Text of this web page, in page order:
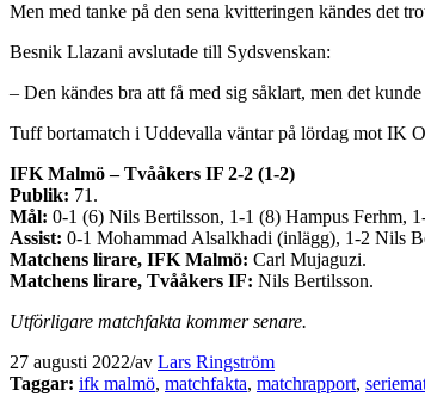
Men med tanke på den sena kvitteringen kändes det
Besnik Llazani avslutade till Sydsvenskan:
– Den kändes bra att få med sig såklart, men det
Tuff bortamatch i Uddevalla väntar på lördag mot IK
IFK Malmö – Tvååkers IF 2-2 (1-2)
Publik: 71.
Mål: 0-1 (6) Nils Bertilsson, 1-1 (8) Hampus Ferhm,
Assist: 0-1 Mohammad Alsalkhadi (inlägg), 1-2 Nils
Matchens lirare, IFK Malmö: Carl Mujaguzi.
Matchens lirare, Tvååkers IF: Nils Bertilsson.
Utförligare matchfakta kommer senare.
27 augusti 2022/av Lars Ringström
Taggar: ifk malmö, matchfakta, matchrapport,